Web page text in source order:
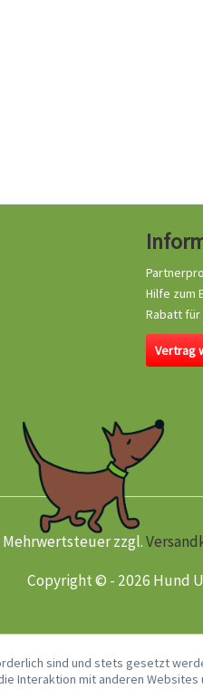
Hilfe zum
Rabatt für
Vertrag
Mehrwertsteuer zzgl.
Copyright © - 2026 Hund
sind und stets gesetzt
Interaktion mit anderen Websites